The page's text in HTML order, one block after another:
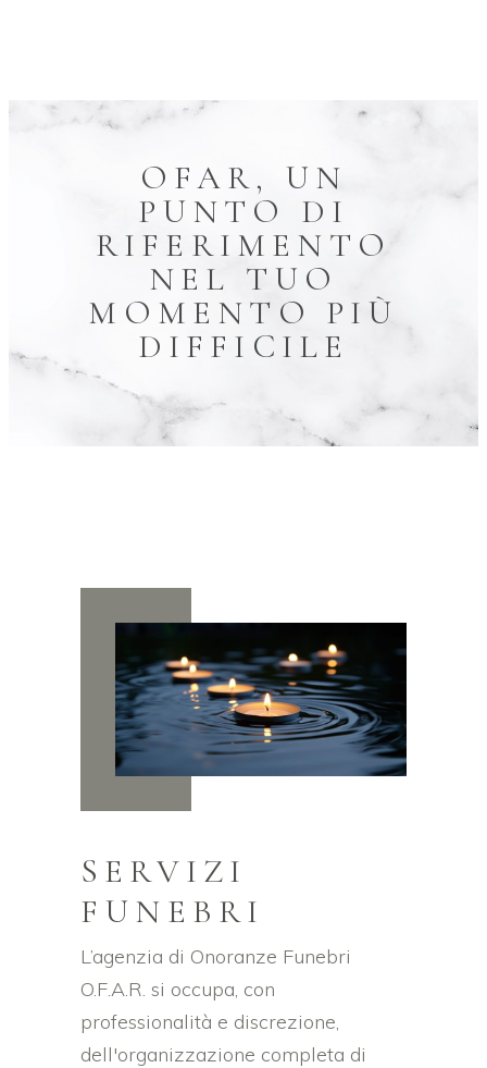
OFAR, UN
PUNTO DI
RIFERIMENTO
NEL TUO
MOMENTO PIÙ
DIFFICILE
SERVIZI
FUNEBRI
L’agenzia di Onoranze Funebri
O.F.A.R. si occupa, con
professionalità e discrezione,
dell'organizzazione completa di